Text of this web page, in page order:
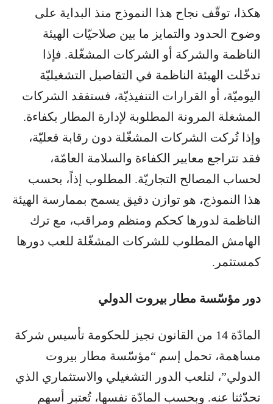
هكذا، توقّف نجاح هذا النموذج منذ البداية على
وضوح الحدود والتمايز ما بين صلاحيّات الهيئة
الناظمة والشركة أو الشركات المشغّلة. فإذا
تدخّلت الهيئة الناظمة في التفاصيل التشغيليّة
اليوميّة، أو القرارات التنفيذيّة، فستفقد الشركات
المشغلة المرونة المطلوبة لإدارة المطار بكفاءة.
وإذا تُركت الشركات المشغّلة دون رقابة فعليّة،
فقد تتراجع معايير الكفاءة والسلامة العامّة،
لحساب المصالح التجاريّة. المطلوب إذاً، بحسب
هذا النموذج، هو توازن دقيق يسمح بممارسة الهيئة
الناظمة لدورها كحكم ومنظم ومراقب، مع ترك
الهامش المطلوب للشركات المشغّلة للعب دورها
كمستثمر.
دور مؤسّسة مطار بيروت الدولي
المادّة 14 من القانون تجيز للحكومة تأسيس شركة
مساهمة، تحمل إسم “مؤسّسة مطار بيروت
الدولي”، لتلعب الدور التشغيلي والاستثماري الذي
تحدّثنا عنه. وبحسب المادّة نفسها، تُعتبر أسهم